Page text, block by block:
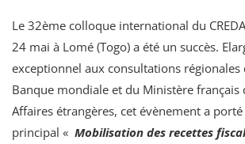
Le 32ème colloque international du
24 mai à Lomé (Togo) a été un succès.
exceptionnel aux consultations régionales
Banque mondiale et du Ministère français
Affaires étrangères, cet évènement a
principal « Mobilisation des recettes